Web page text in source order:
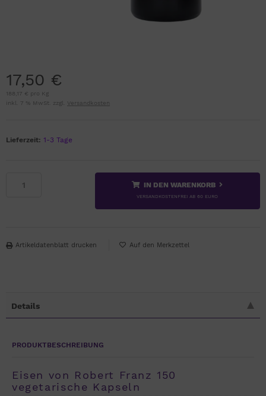
17,50 €
188,17 € pro Kg
inkl. 7 % MwSt. zzgl.
Versandkosten
Lieferzeit: 1-3 Tage
IN DEN WARENKORB
VERSANDKOSTENFREI AB 60 EURO
Artikeldatenblatt drucken
Details
PRODUKTBESCHREIBUNG
Eisen von Robert Franz 150
vegetarische Kapseln